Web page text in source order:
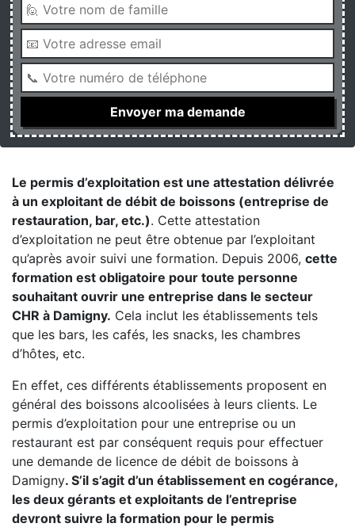
Le permis d’exploitation est une attestation délivrée
à un exploitant de débit de boissons (entreprise de
restauration, bar, etc.). Cette attestation
d’exploitation ne peut être obtenue par l’exploitant
qu’après avoir suivi une formation. Depuis 2006, cette
formation est obligatoire pour toute personne
souhaitant ouvrir une entreprise dans le secteur
CHR à Damigny. Cela inclut les établissements tels
que les bars, les cafés, les snacks, les chambres
d’hôtes, etc.
En effet, ces différents établissements proposent en
général des boissons alcoolisées à leurs clients. Le
permis d’exploitation pour une entreprise ou un
restaurant est par conséquent requis pour effectuer
une demande de licence de débit de boissons à
Damigny. S’il s’agit d’un établissement en cogérance,
les deux gérants et exploitants de l’entreprise
devront suivre la formation pour le permis